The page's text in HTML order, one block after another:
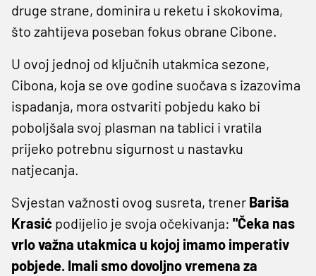
druge strane, dominira u reketu i skokovima,
što zahtijeva poseban fokus obrane Cibone.
U ovoj jednoj od ključnih utakmica sezone,
Cibona, koja se ove godine suočava s izazovima
ispadanja, mora ostvariti pobjedu kako bi
poboljšala svoj plasman na tablici i vratila
prijeko potrebnu sigurnost u nastavku
natjecanja.
Svjestan važnosti ovog susreta, trener Bariša
Krasić podijelio je svoja očekivanja: "Čeka nas
vrlo važna utakmica u kojoj imamo imperativ
pobjede. Imali smo dovoljno vremena za